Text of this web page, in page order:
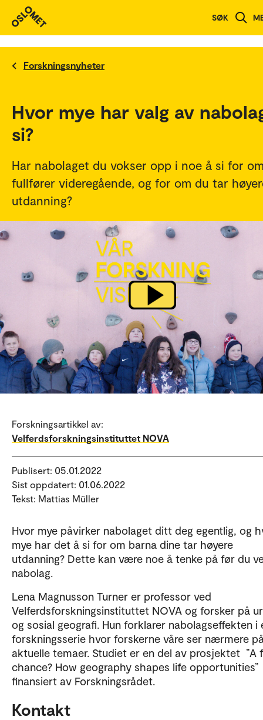
SØK
Forskningsnyheter
Hvor mye har valg av
si?
Har nabolaget du vokser opp i noe å si for
fullfører videregående, og for om du tar
utdanning?
Forskningsartikkel av:
Velferdsforskningsinstituttet NOVA
Publisert: 05.01.2022
Sist oppdatert: 01.06.2022
Tekst: Mattias Müller
Hvor mye påvirker nabolaget ditt deg egentlig, og
mye har det å si for om barna dine tar høyere
utdanning? Dette kan være noe å tenke på før du
nabolag.
Lena Magnusson Turner er professor ved
Velferdsforskningsinstituttet NOVA og forsker på
og sosial geografi. Hun forklarer nabolagseffekten i
forskningsserie hvor forskerne våre ser nærmere
aktuelle temaer. Studiet er en del av prosjektet ”A
chance? How geography shapes life opportunities”
finansiert av Forskningsrådet.
Kontakt